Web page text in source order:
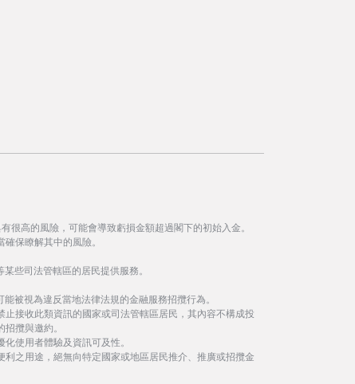
很高的風險，可能會導致虧損金額超過閣下的初始入金。
保瞭解其中的風險。
些司法管轄區的居民提供服務。
被視為違反當地法律法規的金融服務招攬行為。
接收此類資訊的國家或司法管轄區居民，其內容不構成投
攬與邀約。
使用者體驗及資訊可及性。
之用途，絕無向特定國家或地區居民推介、推廣或招攬金